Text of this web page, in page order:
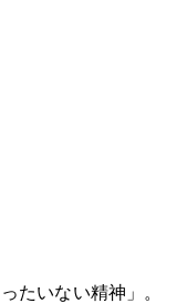
たいない精神」。